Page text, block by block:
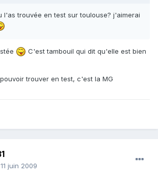
l'as trouvée en test sur toulouse? j'aimerai
C'est tambouil qui dit qu'elle est bien
trouver en test, c'est la MG
juin 2009